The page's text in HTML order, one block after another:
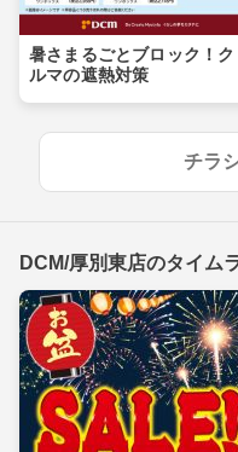
暑さまるごとブロック！ク
ルマの遮熱対策
チラ
DCM/厚別東店のタイム